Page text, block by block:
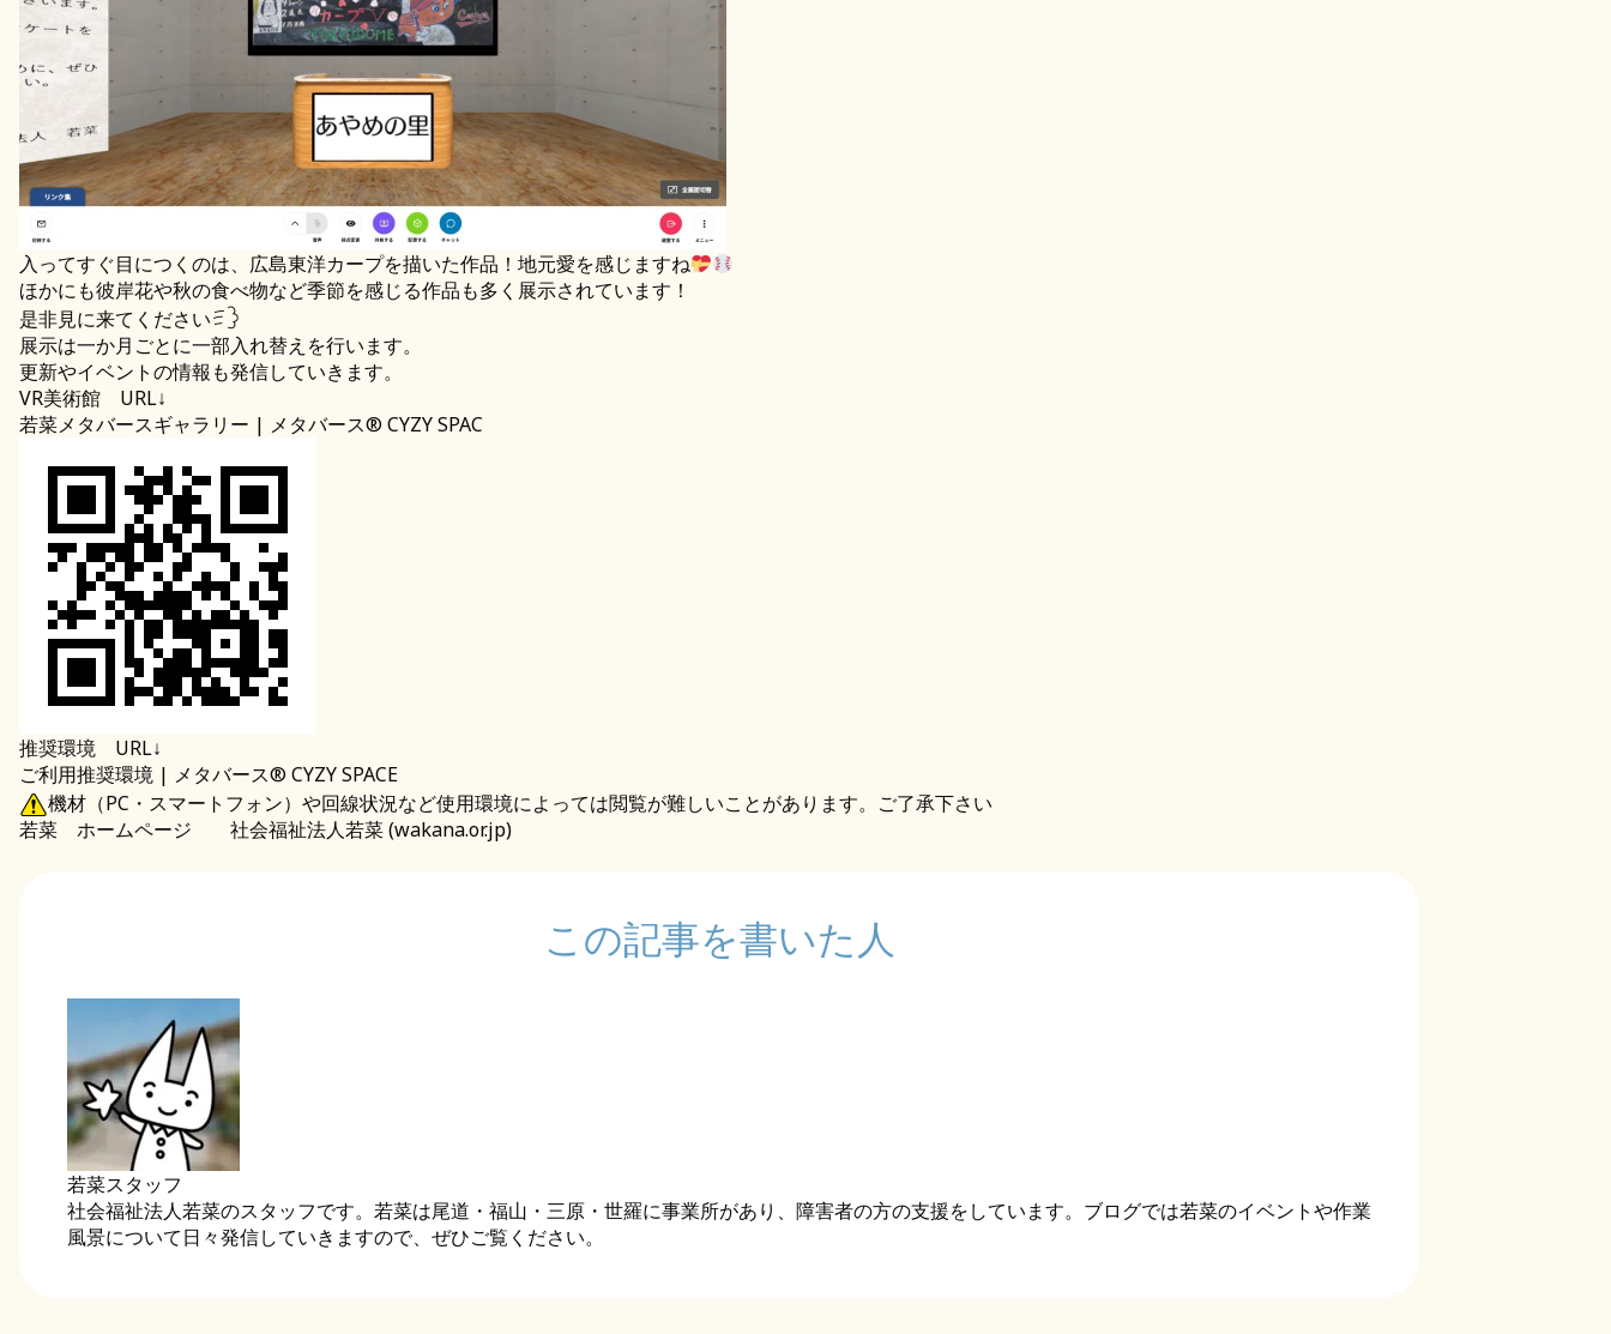
入ってすぐ目につくのは、広島東洋カープを描いた作品！地元愛を感じますね
ほかにも彼岸花や秋の食べ物など季節を感じる作品も多く展示されています！
是非見に来てください
展示は一か月ごとに一部入れ替えを行います。
更新やイベントの情報も発信していきます。
VR美術館 URL↓
若菜メタバースギャラリー | メタバース® CYZY SPAC
推奨環境 URL↓
ご利用推奨環境 | メタバース® CYZY SPACE
機材（PC・スマートフォン）や回線状況など使用環境によっては閲覧が難しいことがあります。ご了承下さい
若菜 ホームページ 社会福祉法人若菜 (wakana.or.jp)
この記事を書いた人
若菜スタッフ
社会福祉法人若菜のスタッフです。若菜は尾道・福山・三原・世羅に事業所があり、障害者の方の支援をしています。ブログでは若菜のイベントや作業
風景について日々発信していきますので、ぜひご覧ください。